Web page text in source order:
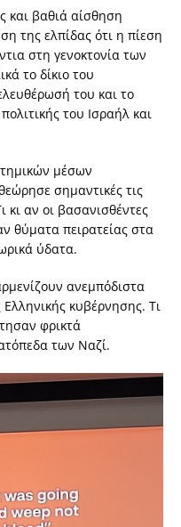
και βαθιά αίσθηση
της ελπίδας ότι η πίεση
στη γενοκτονία των
το δίκιο του
του και το
του Ισραήλ και
μέσων
σημαντικές τις
κι αν οι βασανισθέντες
θύματα πειρατείας στα
ύδατα.
ανεμπόδιστα
Ελληνικής κυβέρνησης. Τι
φρικτά
των Ναζί.